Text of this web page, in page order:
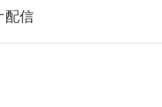
配信